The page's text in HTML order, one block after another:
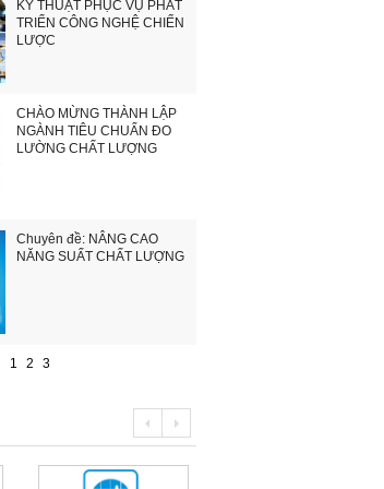
KỸ THUẬT PHỤC VỤ PHÁT
TRIỂN CÔNG NGHỆ CHIẾN
LƯỢC
CHÀO MỪNG THÀNH LẬP
NGÀNH TIÊU CHUẨN ĐO
LƯỜNG CHẤT LƯỢNG
Chuyên đề: NÂNG CAO
NĂNG SUẤT CHẤT LƯỢNG
1 2 3